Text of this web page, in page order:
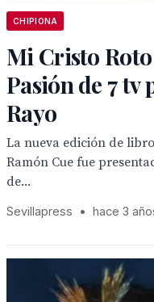
CHIPIONA
Mi Cristo
Pasión de 7 tv
Rayo
La nueva edición de
Ramón Cue fue
de...
Sevillapress • hace 3